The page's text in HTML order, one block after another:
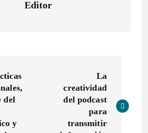
Editor
del
y
La
creatividad
del podcast
para
transmitir